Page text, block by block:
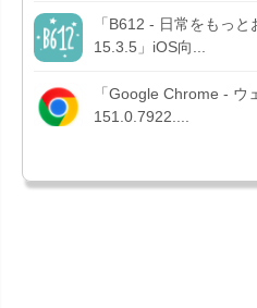
「B612 - 日常をもっ
15.3.5」iOS向...
「Google Chrome - ウ
151.0.7922....
「Microsoft OneDrive